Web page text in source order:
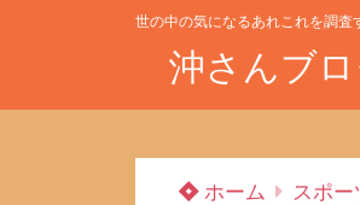
世の中の気になるあれこれを調査
沖さんブ
ホーム スポー